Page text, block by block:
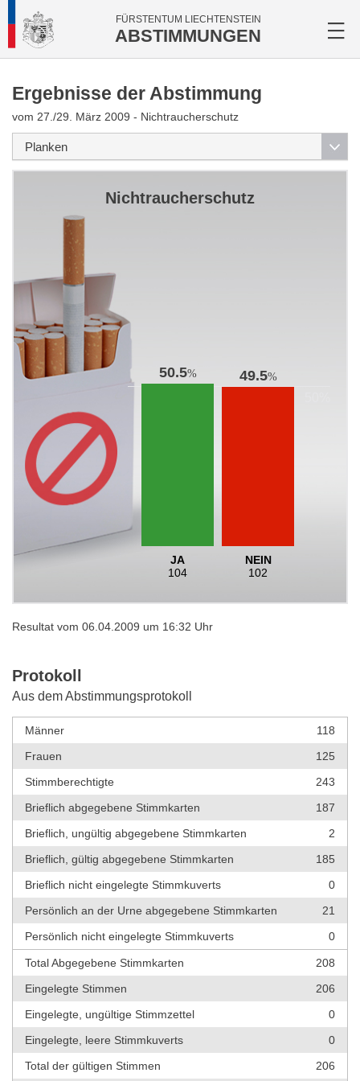
FÜRSTENTUM LIECHTENSTEIN
ABSTIMMUNGEN
Ergebnisse der Abstimmung
vom 27./29. März 2009 - Nichtraucherschutz
Nichtraucherschutz
50.5%
JA
104
49.5%
NEIN
102
Resultat vom 06.04.2009 um 16:32 Uhr
Protokoll
Aus dem Abstimmungsprotokoll
Männer
118
Frauen
125
Stimmberechtigte
243
Brieflich abgegebene Stimmkarten
187
Brieflich, ungültig abgegebene Stimmkarten
2
Brieflich, gültig abgegebene Stimmkarten
185
Brieflich nicht eingelegte Stimmkuverts
0
Persönlich an der Urne abgegebene Stimmkarten
21
Persönlich nicht eingelegte Stimmkuverts
0
Total Abgegebene Stimmkarten
208
Eingelegte Stimmen
206
Eingelegte, ungültige Stimmzettel
0
Eingelegte, leere Stimmkuverts
0
Total der gültigen Stimmen
206